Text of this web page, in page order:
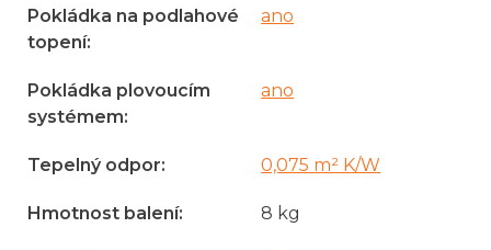
Pokládka na podlahové
topení:
ano
Pokládka plovoucím
systémem:
ano
Tepelný odpor: 0,075 m² K/W
Hmotnost balení: 8 kg